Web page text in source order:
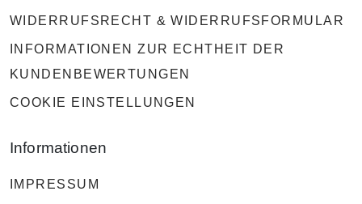
WIDERRUFSRECHT & WIDERRUFSFORMULAR
INFORMATIONEN ZUR ECHTHEIT DER
KUNDENBEWERTUNGEN
COOKIE EINSTELLUNGEN
Informationen
IMPRESSUM